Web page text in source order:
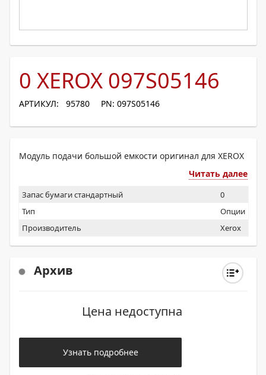
0 XEROX 097S05146
АРТИКУЛ: 95780 PN: 097S05146
Модуль подачи большой емкости оригинал для XEROX
Читать далее
Запас бумаги стандартный
0
Тип
Опции
Производитель
Xerox
Архив
Цена недоступна
Узнать подробнее